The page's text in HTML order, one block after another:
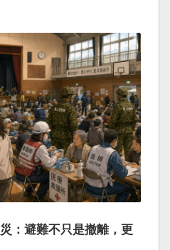
：避難不只是撤離，更